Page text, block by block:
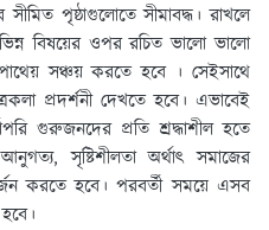
পৃষ্ঠাগুলােতে সীমাবদ্ধ। রাখলে
বিষয়ের ওপর রচিত ভালাে ভালাে
সঞ্চয় করতে হবে । সেইসাথে
প্রদর্শনী দেখতে হবে। এভাবেই
গুরুজনদের প্রতি শ্রদ্ধাশীল হতে
আনুগত্য, সৃষ্টিশীলতা অর্থাৎ সমাজের
করতে হবে। পরবর্তী সময়ে এসব